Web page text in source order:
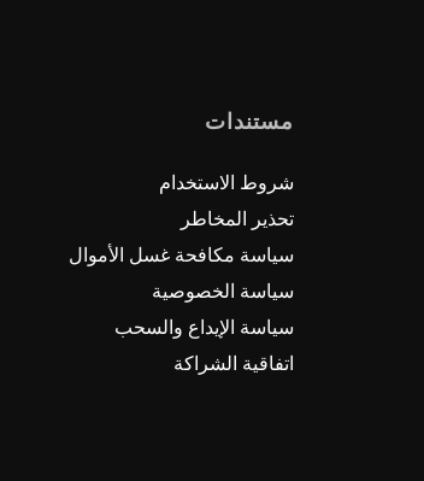
مستندات
شروط الاستخدام
تحذير المخاطر
سياسة مكافحة غسل الأموال
سياسة الخصوصية
سياسة الإيداع والسحب
اتفاقية الشراكة